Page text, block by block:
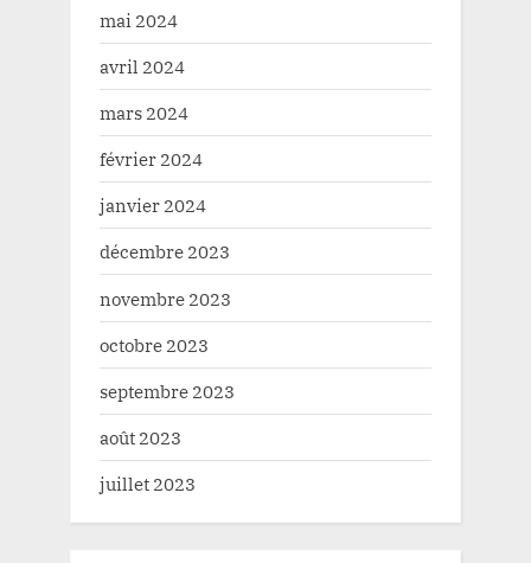
mai 2024
avril 2024
mars 2024
février 2024
janvier 2024
décembre 2023
novembre 2023
octobre 2023
septembre 2023
août 2023
juillet 2023